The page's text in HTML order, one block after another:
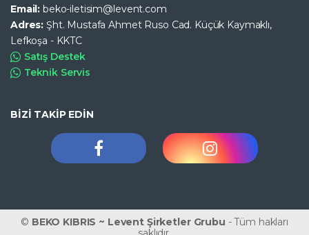
Email:beko-iletisim@levent.com
Adres:Şht. Mustafa Ahmet Ruso Cad. Küçük Kaymaklı,
Lefkoşa - KKTC
Satış Destek
Teknik Servis
BİZİ TAKİP EDİN
© BEKO KIBRIS ~ Levent Şirketler Grubu - Tüm hakları